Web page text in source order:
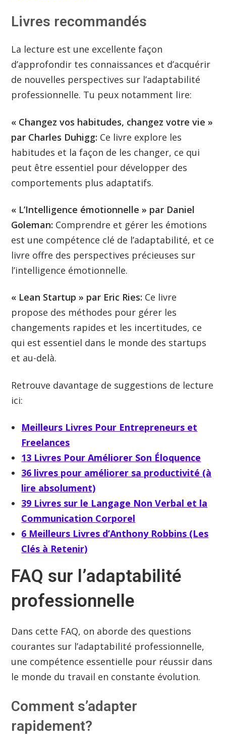
Livres recommandés
La lecture est une excellente façon
d’approfondir tes connaissances et d’acquérir
de nouvelles perspectives sur l’adaptabilité
professionnelle. Tu peux notamment lire:
« Changez vos habitudes, changez votre vie »
par Charles Duhigg: Ce livre explore les
habitudes et la façon de les changer, ce qui
peut être essentiel pour développer des
comportements plus adaptatifs.
« L’Intelligence émotionnelle » par Daniel
Goleman: Comprendre et gérer les émotions
est une compétence clé de l’adaptabilité, et ce
livre offre des perspectives précieuses sur
l’intelligence émotionnelle.
« Lean Startup » par Eric Ries: Ce livre
propose des méthodes pour gérer les
changements rapides et les incertitudes, ce
qui est essentiel dans le monde des startups
et au-delà.
Retrouve davantage de suggestions de lecture
ici:
Meilleurs Livres Pour Entrepreneurs et
Freelances
13 Livres Pour Améliorer Son Éloquence
36 livres pour améliorer sa productivité (à
lire absolument)
39 Livres sur le Langage Non Verbal et la
Communication Corporel
6 Meilleurs Livres d’Anthony Robbins (Les
Clés à Retenir)
FAQ sur l’adaptabilité
professionnelle
Dans cette FAQ, on aborde des questions
courantes sur l’adaptabilité professionnelle,
une compétence essentielle pour réussir dans
le monde du travail en constante évolution.
Comment s’adapter
rapidement?